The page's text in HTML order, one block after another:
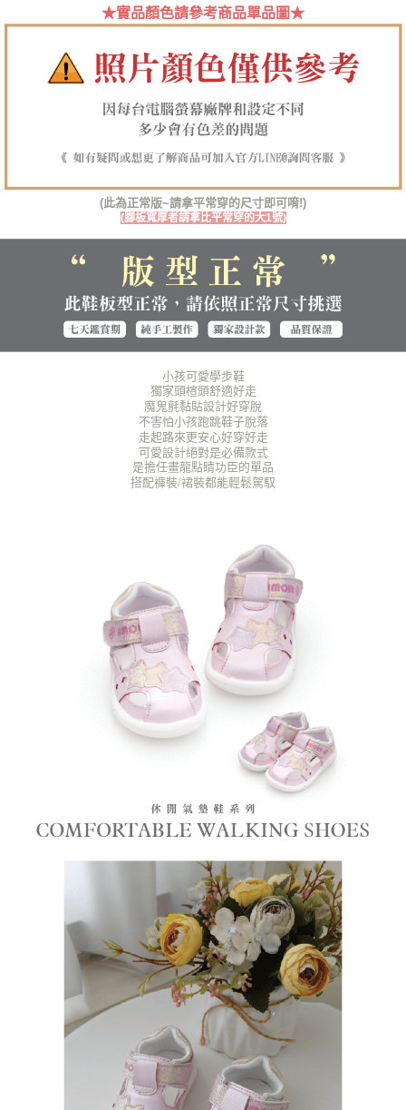
結帳頁面，進行簡訊認證並確認金額後，即可完成結帳。
２．訂單成立數日內，您將收到繳費通知簡訊。
ATM／網路銀行／等多元方式進行付款，方視為交易完成。
※ 請注意：結帳手續完成當下不需立刻繳費，但若您需要取消訂單，請聯絡
後付繳納相關費用。
※ 交易是否成功請以「AFTEE先享後付 」之結帳頁面顯示為準，若有關於
客戶支援中心」https://netprotections.freshdesk.com/support/home
１．透過由恩沛科技股份有限公司提供之「AFTEE先享後付」服務完成之交
易，需依本服務之必要範圍內提供個人資料，並將交易相關給付款項請求債
權轉讓予恩沛科技股份有限公司。
２．關於個人資料處理事宜，請瀏覽以下網址：
https://aftee.tw/terms/#terms3
３．未成年的使用者請事先徵得法定代理人或監護人之同意方可使用
「AFTEE先享後付」，若未經同意申辦者引起之損失，本公司不負相關責
４．使用「AFTEE先享後付」時，將依據個別帳號之用戶狀況，依本公司即
５．嚴禁一人註冊多個帳號或使用他人資訊註冊。若發現惡意使用之情形，
恩沛科技股份有限公司將有權停止該用戶之使用額度並採取法律行動。
付款後全家取貨
7-11取貨付款
每筆NT$60，滿NT$1,380(含以上)免運費
郵局
每筆NT$100，滿NT$1,380(含以上)免運費
每筆NT$125，滿NT$1,380(含以上)免運費
海外宅配（貨到付運費） 查看運費
★實品顏色請參考商品單品圖★
(此為正常版~請拿平常穿的尺寸即可唷!)
(腳板寬厚者請拿比平常穿的大1號)
小孩可愛學步鞋
獨家頭楦頭舒適好走
魔鬼氈黏貼設計好穿脫
不害怕小孩跑跳鞋子脫落
走起路來更安心好穿好走
可愛設計絕對是必備款式
是擔任畫龍點睛功臣的單品
搭配褲裝/裙裝都能輕鬆駕馭